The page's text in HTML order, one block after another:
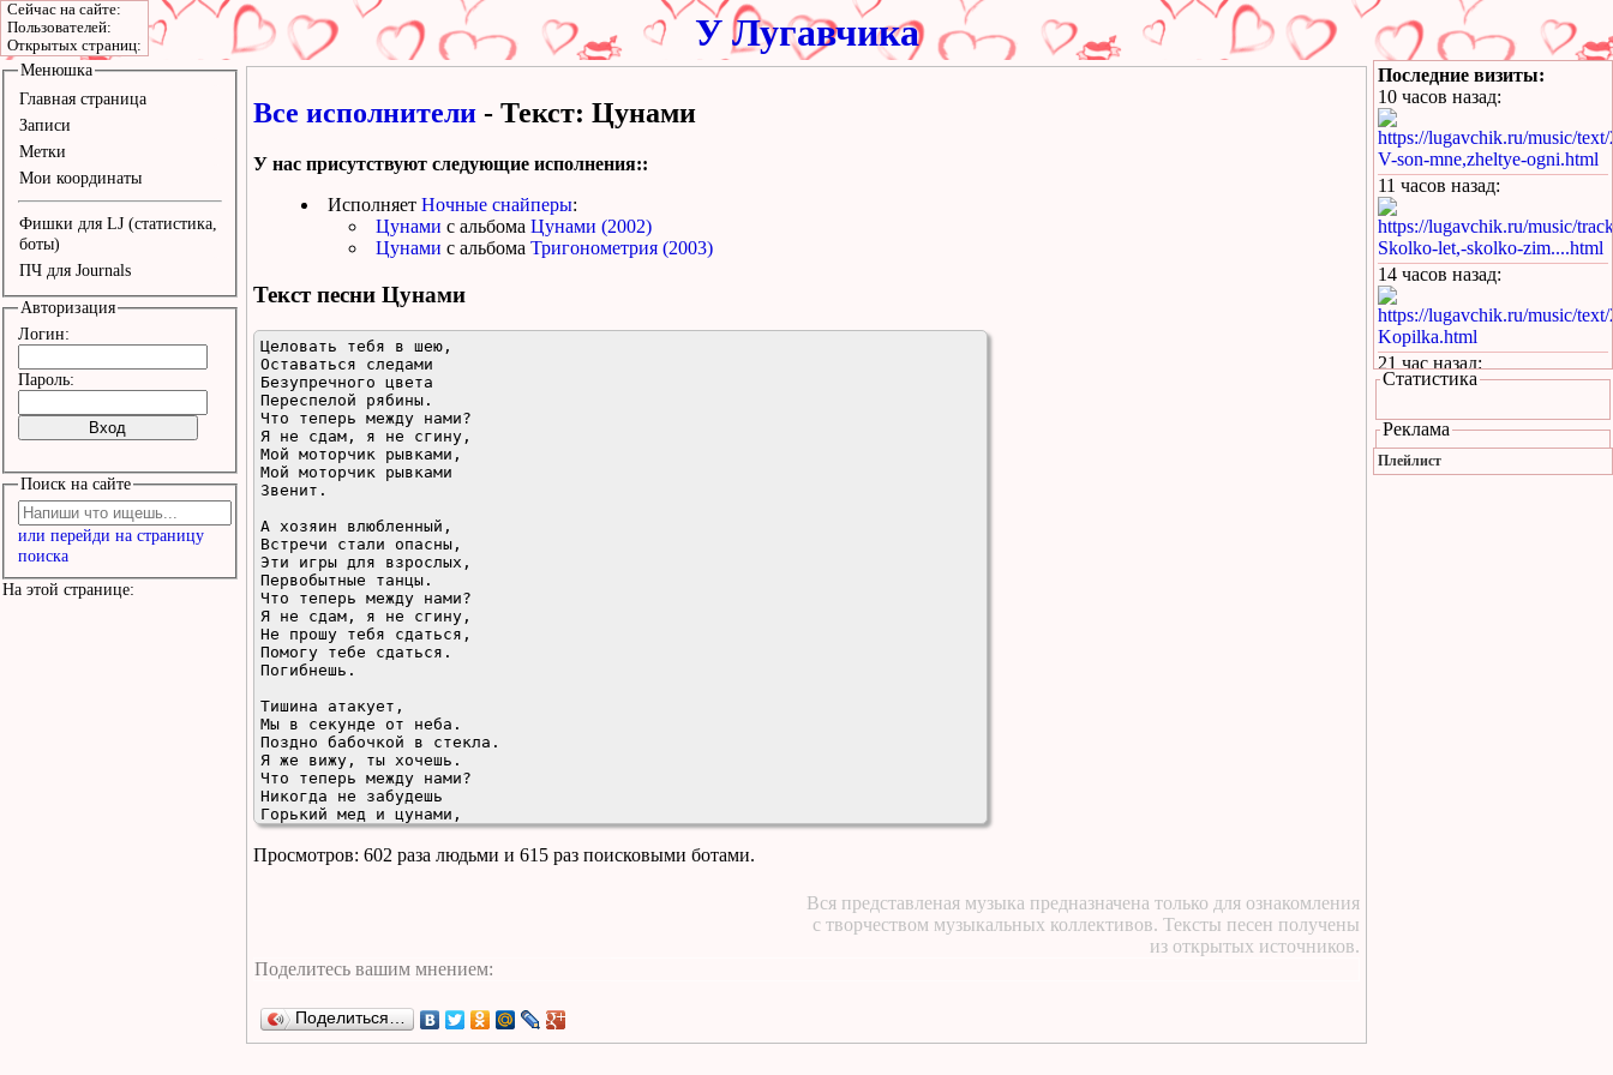
У Лугавчика
Все исполнители - Текст: Цунами
У нас присутствуют следующие исполнения::
Исполняет Ночные снайперы:
Цунами с альбома Цунами (2002)
Цунами с альбома Тригонометрия (2003)
Текст песни Цунами
Целовать тебя в шею,
Оставаться следами
Безупречного цвета
Переспелой рябины.
Что теперь между нами?
Я не сдам, я не сгину,
Мой моторчик рывками,
Мой моторчик рывками
Звенит.
А хозяин влюбленный,
Встречи стали опасны,
Эти игры для взрослых,
Первобытные танцы.
Что теперь между нами?
Я не сдам, я не сгину,
Не прошу тебя сдаться,
Помогу тебе сдаться.
Погибнешь.
Тишина атакует,
Мы в секунде от неба.
Поздно бабочкой в стекла.
Я же вижу, ты хочешь.
Что теперь между нами?
Никогда не забудешь
Горький мед и цунами,
Горький мед и цунами.
Просмотров: 602 раза людьми и 615 раз поисковыми ботами.
Вся представленая музыка предназначена только для ознакомления
с творчеством музыкальных коллективов. Тексты песен получены
из открытых источников.
Поделиться…
Менюшка
Главная страница
Записи
Метки
Мои координаты
Фишки для LJ (статистика,
боты)
ПЧ для Journals
Авторизация
Логин:
Пароль:
Поиск на сайте
или перейди на страницу
поиска
На этой странице:
Последние визиты:
10 часов назад:
https://lugavchik.ru/music/
V-son-mne,zheltye-ogni.html
11 часов назад:
https://lugavchik.ru/music/
Skolko-let,-skolko-zim....html
14 часов назад:
https://lugavchik.ru/music/
Kopilka.html
21 час назад:
Kukaracha.html
1 день назад:
Статистика
Реклама
Плейлист
Сейчас на сайте:
Пользователей:
Открытых страниц: